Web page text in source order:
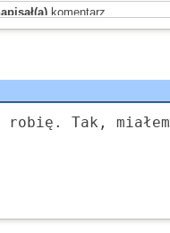
komentarz
komentarz
komentarz
komentarz
komentarz
Tak, miałem